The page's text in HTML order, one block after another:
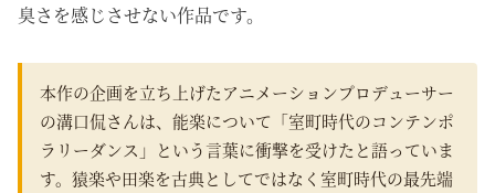
臭さを感じさせない作品です。
本作の企画を立ち上げたアニメーションプロデューサー
の溝口侃さんは、能楽について「室町時代のコンテンポ
ラリーダンス」という言葉に衝撃を受けたと語っていま
す。猿楽や田楽を古典としてではなく室町時代の最先端